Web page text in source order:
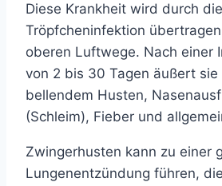
Diese Krankheit wird durch
Tröpfcheninfektion
oberen Luftwege. Nach einer
von 2 bis 30 Tagen äußert sie
bellendem Husten,
(Schleim), Fieber und
Zwingerhusten kann zu einer
Lungenentzündung führen,